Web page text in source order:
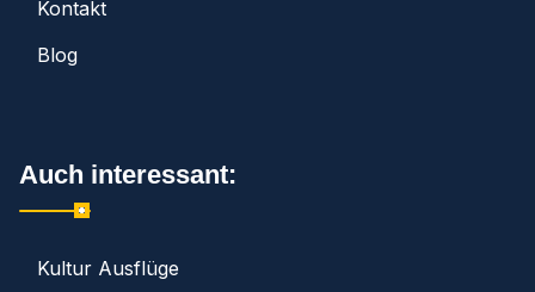
Kontakt
Blog
Auch interessant:
Kultur Ausflüge